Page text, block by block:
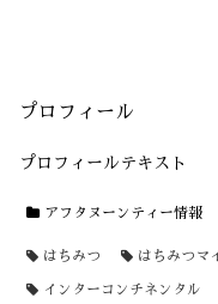
プロフィール
プロフィールテキスト
アフタヌーンティー情報
はちみつ はちみつマ
インターコンチネンタル